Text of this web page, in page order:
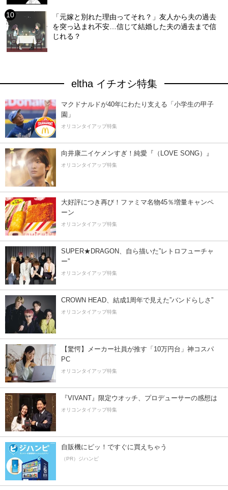
「元嫁と別れた理由ってそれ？」友人から夫の過去
を突っ込まれ不安…信じて結婚した夫の過去まで信
じれる？
eltha イチオシ特集
マクドナルドが40年にわたり支える「小学生の甲子
園」
オリコンタイアップ特集
向井康二イケメンすぎ！純愛『（LOVE SONG）』
オリコンタイアップ特集
大好評につき再び！ファミマ名物45％増量キャンペ
ーン
オリコンタイアップ特集
SUPER★DRAGON、自ら描いた”レトロフューチャ
ー”
オリコンタイアップ特集
CROWN HEAD、結成1周年で見えた”バンドらしさ”
オリコンタイアップ特集
【驚愕】メーカー社員が推す「10万円台」神コスパ
PC
オリコンタイアップ特集
『VIVANT』限定ウオッチ、プロデューサーの感想は
オリコンタイアップ特集
自販機にピッ！ですぐに買えちゃう
（PR）ジハンピ